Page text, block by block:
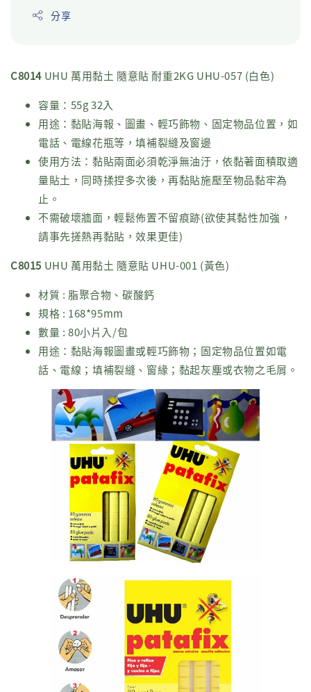
分享
C8014 UHU 萬用黏土 隨意貼 耐重2KG UHU-057 (白色)
容量：55g 32入
用途：黏貼海報、圖畫、輕巧飾物、固定物品位置，如
電話、電線花瓶等，填補裂縫及窗邊
使用方法：黏貼兩面必須乾淨無油汙，依黏著面積取適
量貼土，同時揉捏多次後，再黏貼施壓至物品黏牢為
止。
不需破壞牆面，輕鬆佈置不留痕跡(欲使其黏性加強，
請事先搓熱再黏貼，效果更佳)
C8015 UHU 萬用黏土 隨意貼 UHU-001 (黃色)
材質 : 脂聚合物、碳酸鈣
規格 : 168*95mm
數量 : 80小片入/包
用途：黏貼海報圖畫或輕巧飾物；固定物品位置如電
話、電線；填補裂縫、窗緣；黏起灰塵或衣物之毛屑。